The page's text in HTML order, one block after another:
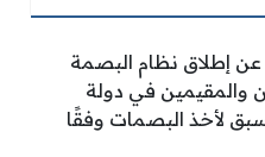
عن إطلاق نظام البصمة
والمقيمين في دولة
لأخذ البصمات وفقًا